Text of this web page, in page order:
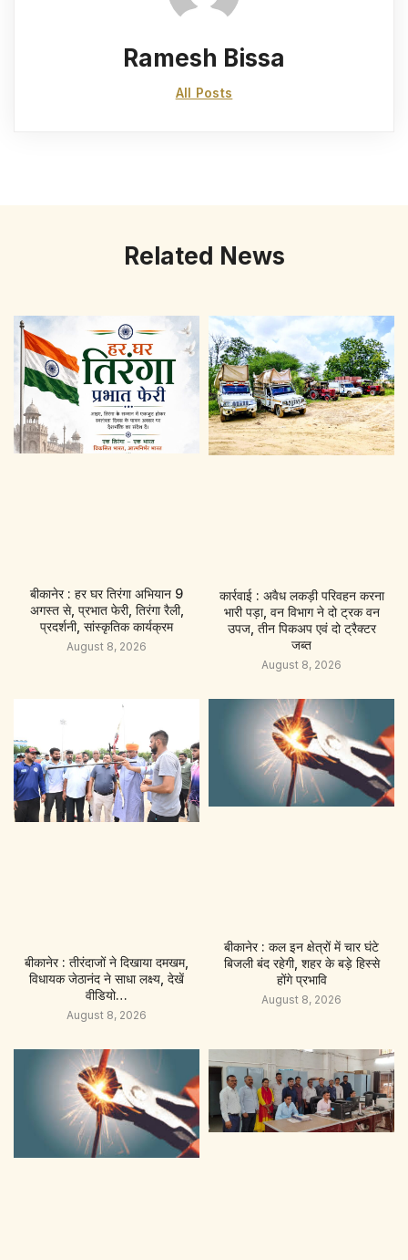
Ramesh Bissa
All Posts
Related News
बीकानेर : हर घर तिरंगा अभियान 9
अगस्त से, प्रभात फेरी, तिरंगा रैली,
प्रदर्शनी, सांस्कृतिक कार्यक्रम
August 8, 2026
कार्रवाई : अवैध लकड़ी परिवहन करना
भारी पड़ा, वन विभाग ने दो ट्रक वन
उपज, तीन पिकअप एवं दो ट्रैक्टर
जब्त
August 8, 2026
बीकानेर : तीरंदाजों ने दिखाया दमखम,
विधायक जेठानंद ने साधा लक्ष्य, देखें
वीडियो…
August 8, 2026
बीकानेर : कल इन क्षेत्रों में चार घंटे
बिजली बंद रहेगी, शहर के बड़े हिस्से
होंगे प्रभावि
August 8, 2026